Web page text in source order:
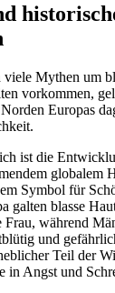
viele Mythen um
vorkommen,
Europas
ist die
globalem
Symbol für
galten blasse
Frau, während
und
Teil der
in Angst und